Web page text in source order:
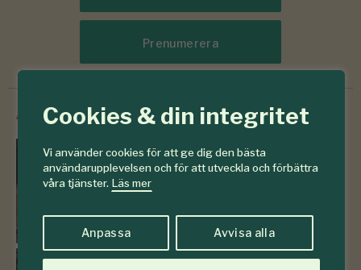
Cookies & din integritet
Vi använder cookies för att ge dig den bästa
användarupplevelsen och för att utveckla och förbättra
våra tjänster. Läs mer
Anpassa Avvisa alla
Prenumerera
/ Innehåll frånSkogsSverige
Frågelådan